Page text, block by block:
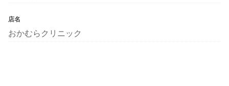
店名
おかむらクリニック